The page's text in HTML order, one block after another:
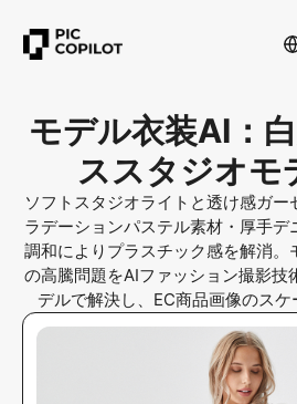
モデル衣装AI：
ススタジオモ
ソフトスタジオライトと透け感ガ
ラデーションパステル素材・厚手
調和によりプラスチック感を解消。
の高騰問題をAIファッション撮影技
デルで解決し、EC商品画像のス
す。